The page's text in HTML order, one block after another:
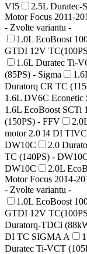
VI5
2.5L Duratec-
Motor Focus 2011-
- Zvolte variantu -
1.0L EcoBoost
GTDI 12V
1.6L Duratec Ti-
(85PS) - Sigma
Duratorq CR TC
1.6L DV6C Econetic
1.6L EcoBoost SCTi
(150PS) - FFV
motor 2.0 I4 DI
DW10C
2.0
TC (140PS) -
DW10C
2.0L
Motor Focus 2014-
- Zvolte variantu -
1.0L EcoBoost
GTDI 12V
Duratorq-TDCi
DI TC SIGMA A
Duratec Ti-VCT